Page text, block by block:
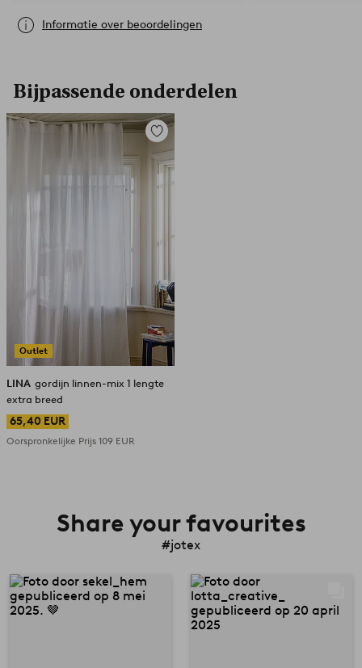
Informatie over beoordelingen
Bijpassende onderdelen
Outlet
Toevoegen
favorieten
LINA gordijn linnen-mix 1 lengte
extra breed
65,40 EUR
Oorspronkelijke Prijs 109 EUR
Share your favourites
#jotex